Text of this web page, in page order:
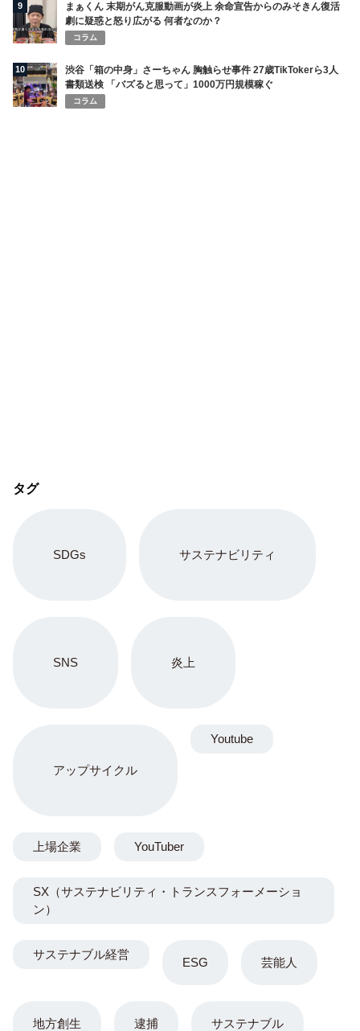
9
まぁくん 末期がん克服動画が炎上 余命宣告からのみそきん復活
劇に疑惑と怒り広がる 何者なのか？
コラム
10
渋谷「箱の中身」さーちゃん 胸触らせ事件 27歳TikTokerら3人
書類送検 「バズると思って」1000万円規模稼ぐ
コラム
タグ
SDGs サステナビリティ
SNS 炎上
アップサイクル
ESG 芸能人
地方創生 逮捕 サステナブル
Youtube
上場企業 YouTuber
SX（サステナビリティ・トランスフォーメーショ
ン）
サステナブル経営